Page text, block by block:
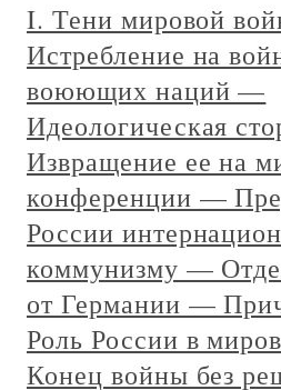
I. Тени мировой
Истребление на
воюющих наций —
Идеологическая
Извращение ее на
конференции —
России
коммунизму —
от Германии —
Роль России в
Конец войны без